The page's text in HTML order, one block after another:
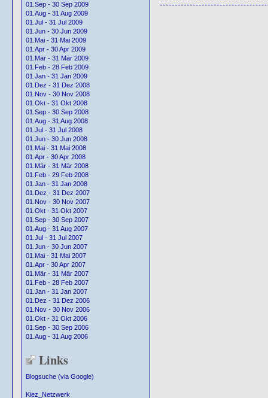
01.Sep - 30 Sep 2009
01.Aug - 31 Aug 2009
01.Jul - 31 Jul 2009
01.Jun - 30 Jun 2009
01.Mai - 31 Mai 2009
01.Apr - 30 Apr 2009
01.Mär - 31 Mär 2009
01.Feb - 28 Feb 2009
01.Jan - 31 Jan 2009
01.Dez - 31 Dez 2008
01.Nov - 30 Nov 2008
01.Okt - 31 Okt 2008
01.Sep - 30 Sep 2008
01.Aug - 31 Aug 2008
01.Jul - 31 Jul 2008
01.Jun - 30 Jun 2008
01.Mai - 31 Mai 2008
01.Apr - 30 Apr 2008
01.Mär - 31 Mär 2008
01.Feb - 29 Feb 2008
01.Jan - 31 Jan 2008
01.Dez - 31 Dez 2007
01.Nov - 30 Nov 2007
01.Okt - 31 Okt 2007
01.Sep - 30 Sep 2007
01.Aug - 31 Aug 2007
01.Jul - 31 Jul 2007
01.Jun - 30 Jun 2007
01.Mai - 31 Mai 2007
01.Apr - 30 Apr 2007
01.Mär - 31 Mär 2007
01.Feb - 28 Feb 2007
01.Jan - 31 Jan 2007
01.Dez - 31 Dez 2006
01.Nov - 30 Nov 2006
01.Okt - 31 Okt 2006
01.Sep - 30 Sep 2006
01.Aug - 31 Aug 2006
Links
Blogsuche (via Google)
Kiez_Netzwerk